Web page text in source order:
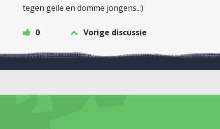
tegen geile en domme jongens..:)
0 Vorige discussie